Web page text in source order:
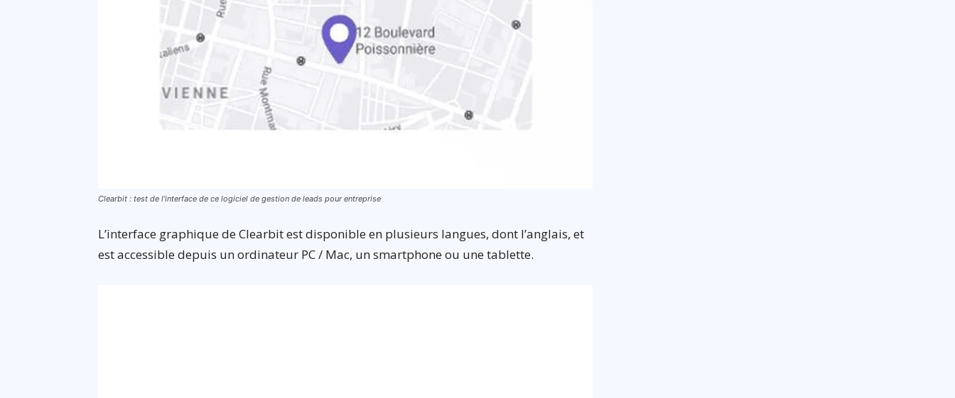
Clearbit : test de l’interface de ce logiciel de gestion de leads pour entreprise
L’interface graphique de Clearbit est disponible en plusieurs langues, dont l’anglais, et
est accessible depuis un ordinateur PC / Mac, un smartphone ou une tablette.